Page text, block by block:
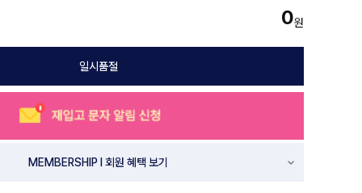
0원
일시품절
MEMBERSHIP l 회원 혜택 보기